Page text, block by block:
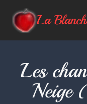
La
Les